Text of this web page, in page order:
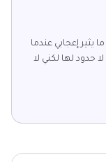
إعجابي عندما
حدود لها لكني لا